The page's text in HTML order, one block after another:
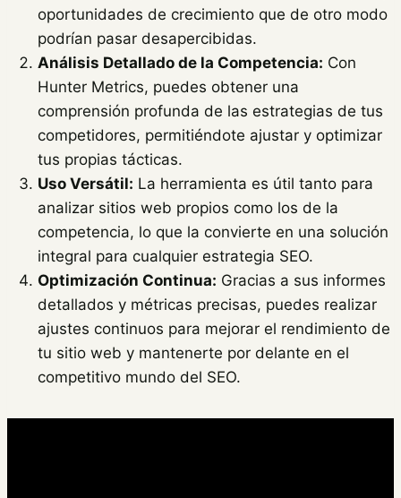
oportunidades de crecimiento que de otro modo
podrían pasar desapercibidas.
Análisis Detallado de la Competencia: Con
Hunter Metrics, puedes obtener una
comprensión profunda de las estrategias de tus
competidores, permitiéndote ajustar y optimizar
tus propias tácticas.
Uso Versátil: La herramienta es útil tanto para
analizar sitios web propios como los de la
competencia, lo que la convierte en una solución
integral para cualquier estrategia SEO.
Optimización Continua: Gracias a sus informes
detallados y métricas precisas, puedes realizar
ajustes continuos para mejorar el rendimiento de
tu sitio web y mantenerte por delante en el
competitivo mundo del SEO.